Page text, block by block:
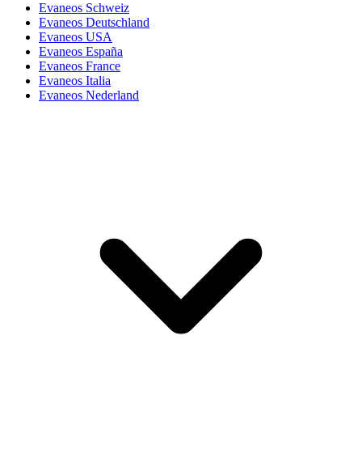
Evaneos Schweiz
Evaneos Deutschland
Evaneos USA
Evaneos España
Evaneos France
Evaneos Italia
Evaneos Nederland